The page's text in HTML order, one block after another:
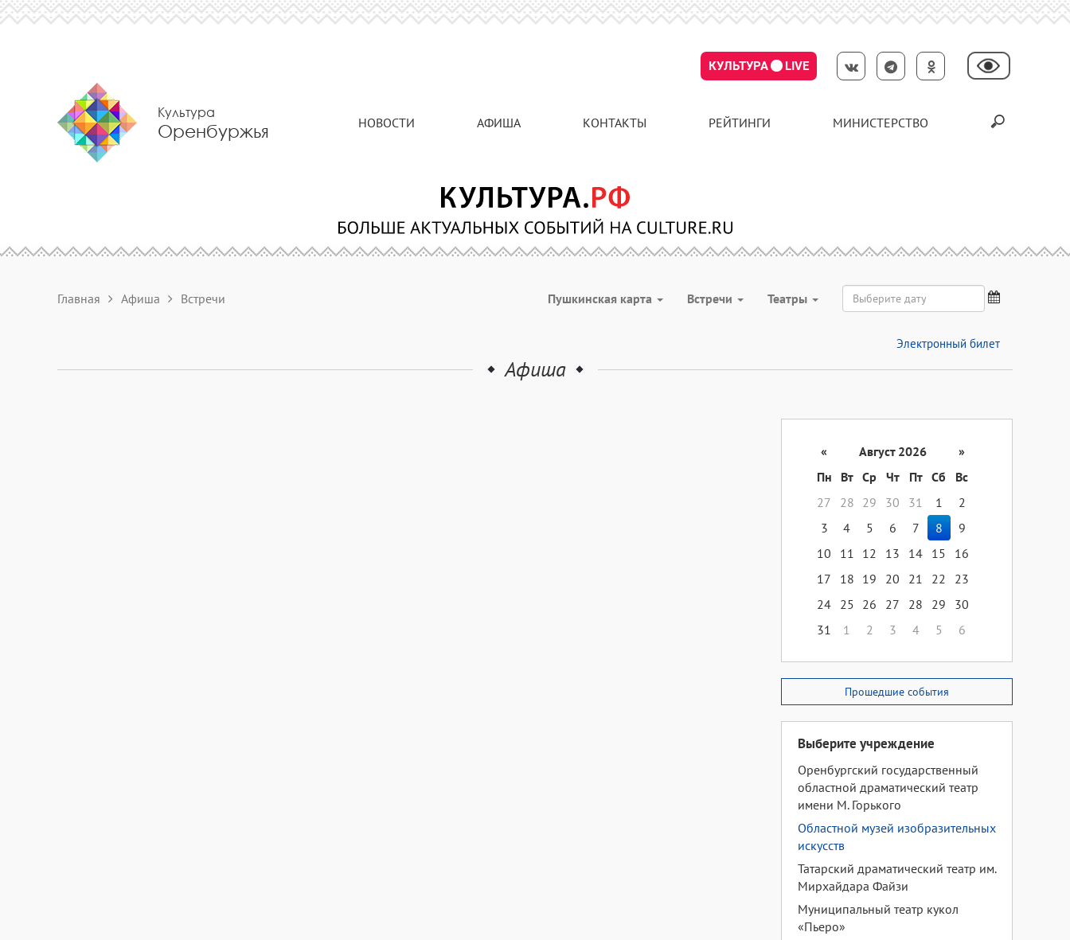
КУЛЬТУРА LIVE
Культура
Оренбуржья НОВОСТИ АФИША КОНТАКТЫ РЕЙТИНГИ МИНИСТЕРСТВО
Главная Афиша Встречи Пушкинская карта Встречи Театры
Электронный билет
Афиша
« Август 2026
»
Пн
Вт Ср Чт Пт Сб
Вс
27
28 29 30 31 1
2
3
4 5 6 7 8
9
10
11 12 13 14 15
16
17
18 19 20 21 22
23
24 25 26 27 28 29
30
31
1 2 3 4 5 6
Прошедшие события
Выберите учреждение
Оренбургский государственный
областной драматический театр
имени М. Горького
Областной музей изобразительных
искусств
Татарский драматический театр им.
Мирхайдара Файзи
Муниципальный театр кукол
«Пьеро»